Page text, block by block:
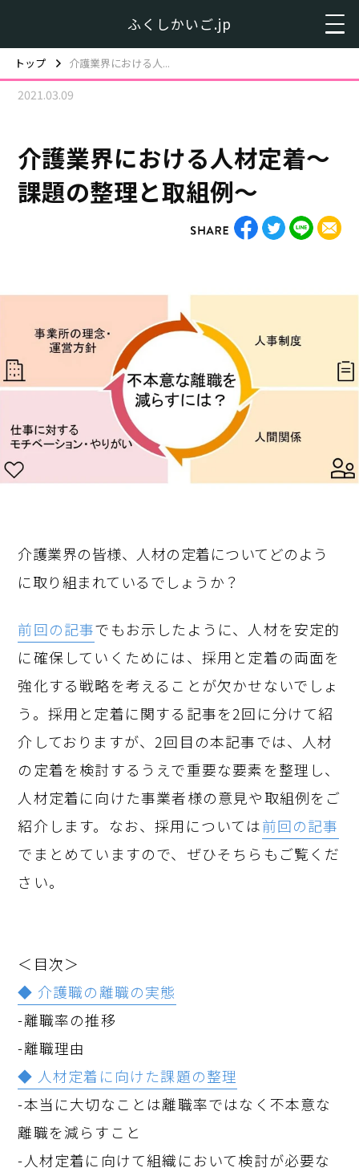
ふくしかいご.jp
トップ 介護業界における人...
2021.03.09
介護業界における人材定着～
課題の整理と取組例～
介護業界の皆様、人材の定着についてどのよう
に取り組まれているでしょうか？
前回の記事でもお示したように、人材を安定的
に確保していくためには、採用と定着の両面を
強化する戦略を考えることが欠かせないでしょ
う。採用と定着に関する記事を2回に分けて紹
介しておりますが、2回目の本記事では、人材
の定着を検討するうえで重要な要素を整理し、
人材定着に向けた事業者様の意見や取組例をご
紹介します。なお、採用については前回の記事
でまとめていますので、ぜひそちらもご覧くだ
さい。
＜目次＞
◆ 介護職の離職の実態
-離職率の推移
-離職理由
◆ 人材定着に向けた課題の整理
-本当に大切なことは離職率ではなく不本意な
離職を減らすこと
-人材定着に向けて組織において検討が必要な